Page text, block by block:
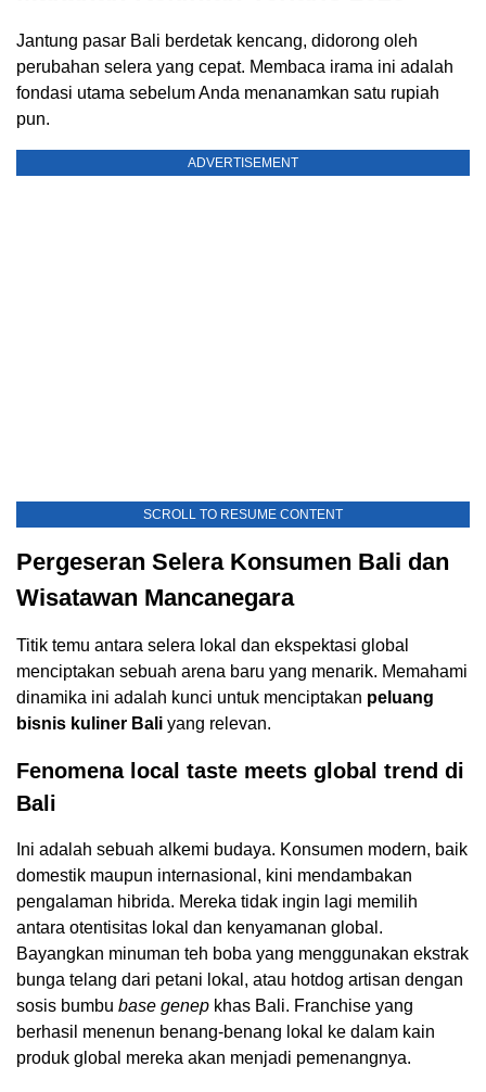
Jantung pasar Bali berdetak kencang, didorong oleh
perubahan selera yang cepat. Membaca irama ini adalah
fondasi utama sebelum Anda menanamkan satu rupiah
pun.
ADVERTISEMENT
SCROLL TO RESUME CONTENT
Pergeseran Selera Konsumen Bali dan
Wisatawan Mancanegara
Titik temu antara selera lokal dan ekspektasi global
menciptakan sebuah arena baru yang menarik. Memahami
dinamika ini adalah kunci untuk menciptakan peluang
bisnis kuliner Bali yang relevan.
Fenomena local taste meets global trend di
Bali
Ini adalah sebuah alkemi budaya. Konsumen modern, baik
domestik maupun internasional, kini mendambakan
pengalaman hibrida. Mereka tidak ingin lagi memilih
antara otentisitas lokal dan kenyamanan global.
Bayangkan minuman teh boba yang menggunakan ekstrak
bunga telang dari petani lokal, atau hotdog artisan dengan
sosis bumbu base genep khas Bali. Franchise yang
berhasil menenun benang-benang lokal ke dalam kain
produk global mereka akan menjadi pemenangnya.